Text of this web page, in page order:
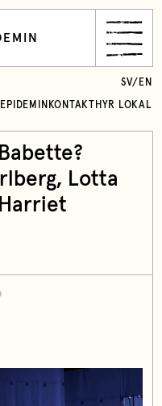
KONTAKT HYR LOKAL
SV/ EN
, Lotta